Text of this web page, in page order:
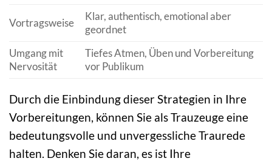
Vortragsweise
Klar, authentisch, emotional aber
geordnet
Umgang mit
Nervosität
Tiefes Atmen, Üben und Vorbereitung
vor Publikum
Durch die Einbindung dieser Strategien in Ihre
Vorbereitungen, können Sie als Trauzeuge eine
bedeutungsvolle und unvergessliche Traurede
halten. Denken Sie daran, es ist Ihre